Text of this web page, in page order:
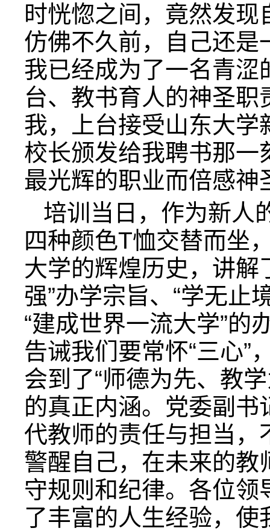
时恍惚之间，竟然发
仿佛不久前，自己还是
我已经成为了一名青涩
台、教书育人的神圣
我，上台接受山东大学
校长颁发给我聘书那一
最光辉的职业而倍感神
培训当日，作为新人
四种颜色T恤交替而坐
大学的辉煌历史，讲解
强”办学宗旨、“学无止
“建成世界一流大学”的
告诫我们要常怀“三心”
会到了“师德为先、教
的真正内涵。党委副
代教师的责任与担当，
警醒自己，在未来的教
守规则和纪律。各位
了丰富的人生经验，使